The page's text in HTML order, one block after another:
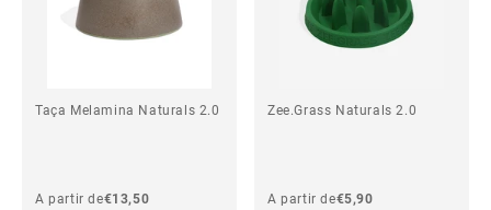
Taça Melamina Naturals 2.0
A partir de€13,50
Zee.Grass Naturals 2.0
A partir de€5,90